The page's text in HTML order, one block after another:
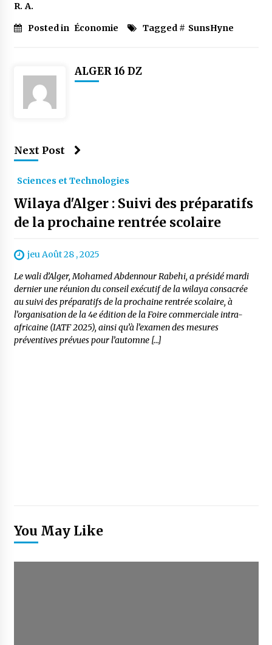
R. A.
Posted in Économie Tagged # SunsHyne
ALGER 16 DZ
Next Post
Sciences et Technologies
Wilaya d'Alger : Suivi des préparatifs
de la prochaine rentrée scolaire
jeu Août 28 , 2025
Le wali d’Alger, Mohamed Abdennour Rabehi, a présidé mardi
dernier une réunion du conseil exécutif de la wilaya consacrée
au suivi des préparatifs de la prochaine rentrée scolaire, à
l’organisation de la 4e édition de la Foire commerciale intra-
africaine (IATF 2025), ainsi qu’à l’examen des mesures
préventives prévues pour l’automne […]
You May Like